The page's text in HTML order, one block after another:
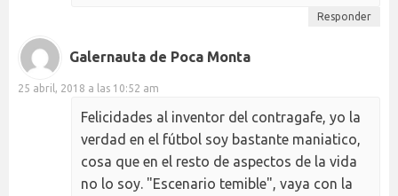
Responder
Galernauta de Poca Monta
25 abril, 2018 a las 10:52 am
Felicidades al inventor del contragafe, yo la
verdad en el fútbol soy bastante maniatico,
cosa que en el resto de aspectos de la vida
no lo soy. "Escenario temible", vaya con la